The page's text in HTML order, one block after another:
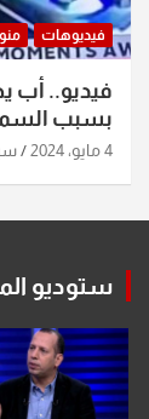
فيديوهات
فيديو.. أب
بسبب
4 مايو، 2024
ستوديو